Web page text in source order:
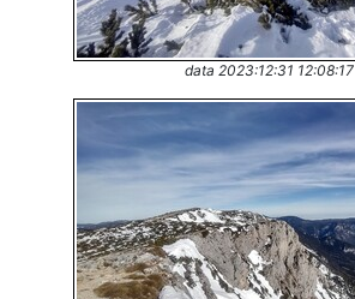
data 2023:12:31 12:08:17